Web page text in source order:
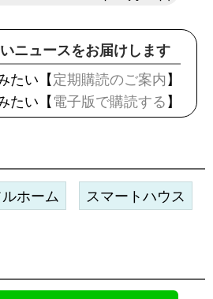
ニュースをお届けします
たい【 定期購読のご案内 】
たい【 電子版で購読する 】
ホーム スマートハウス